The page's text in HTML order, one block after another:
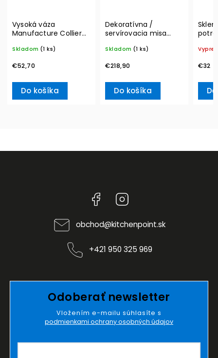
Vysoká váza
Manufacture Collier
& Boch
Skladom (1 ks)
€52,70
Do košíka
Dekoratívna /
servírovacia misa
Villeroy & Boch
Skladom (1 ks)
€218,90
Do košíka
€32
Facebook
obchod@kitchenpoint.sk
+421 950 325 969
Odoberať newsletter
Vložením e-mailu súhlasíte s
podmienkami ochrany osobných údajov